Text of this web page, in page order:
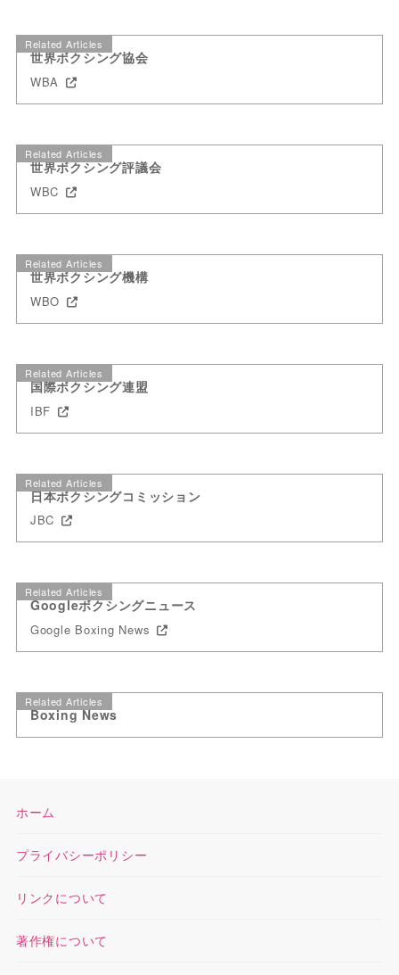
Related Articles
世界ボクシング協会
WBA
Related Articles
世界ボクシング評議会
WBC
Related Articles
世界ボクシング機構
WBO
Related Articles
国際ボクシング連盟
IBF
Related Articles
日本ボクシングコミッション
JBC
Related Articles
Googleボクシングニュース
Google Boxing News
Related Articles
Boxing News
ホーム
プライバシーポリシー
リンクについて
著作権について